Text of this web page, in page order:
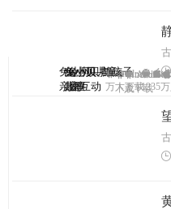
兔小贝拼
音
Android
下载
兔小贝—与孩子
亲密互动
1235
兔小贝
儿歌
Android
万人下载
兔小贝儿童
故事
Android
人下载